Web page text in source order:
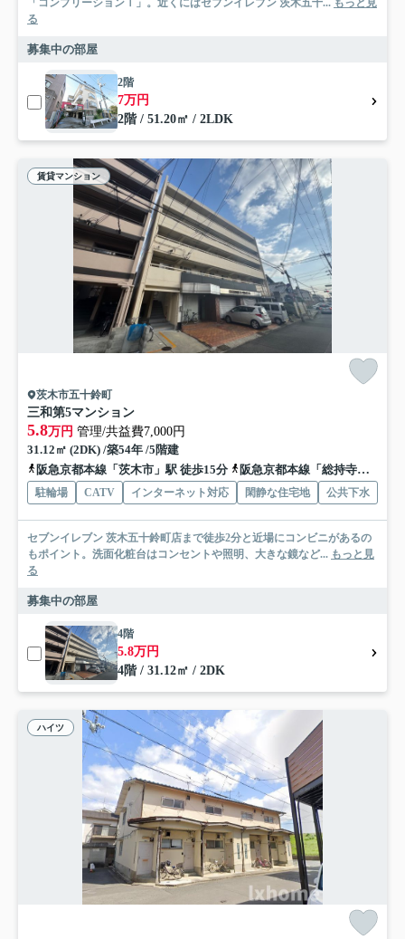
「コンプリーションⅠ」。近くにはセブンイレブン 茨木五十... もっと見
る
募集中の部屋
2階
7万円
2階 / 51.20㎡ / 2LDK
賃貸マンション
茨木市五十鈴町
三和第5マンション
5.8万円 管理/共益費7,000円
31.12㎡ (2DK) /築54年 /5階建
阪急京都本線「茨木市」駅 徒歩15分
阪急京都本線「総持寺」駅 徒歩21分
駐輪場 CATV インターネット対応 閑静な住宅地 公共下水
セブンイレブン 茨木五十鈴町店まで徒歩2分と近場にコンビニがあるの
もポイント。洗面化粧台はコンセントや照明、大きな鏡など... もっと見
る
募集中の部屋
4階
5.8万円
4階 / 31.12㎡ / 2DK
ハイツ